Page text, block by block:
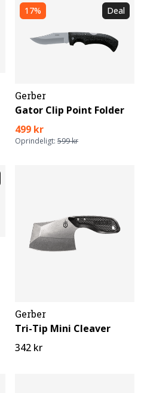
17% Deal
Gerber
Gator Clip Point Folder
499 kr
Oprindeligt: 599 kr
Gerber
Tri-Tip Mini Cleaver
342 kr